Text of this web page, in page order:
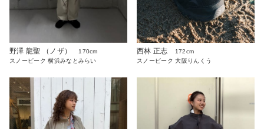
野澤 龍聖 （ノザ）
170cm
スノーピーク 横浜みなとみらい
西林 正志
172cm
スノーピーク 大阪りんくう